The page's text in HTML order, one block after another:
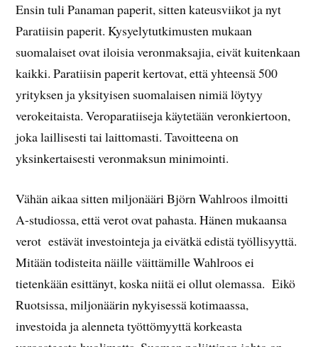
Ensin tuli Panaman paperit, sitten kateusviikot ja nyt
Paratiisin paperit. Kysyelytutkimusten mukaan
suomalaiset ovat iloisia veronmaksajia, eivät kuitenkaan
kaikki. Paratiisin paperit kertovat, että yhteensä 500
yrityksen ja yksityisen suomalaisen nimiä löytyy
verokeitaista. Veroparatiiseja käytetään veronkiertoon,
joka laillisesti tai laittomasti. Tavoitteena on
yksinkertaisesti veronmaksun minimointi.
Vähän aikaa sitten miljonääri Björn Wahlroos ilmoitti
A-studiossa, että verot ovat pahasta. Hänen mukaansa
verot estävät investointeja ja eivätkä edistä työllisyyttä.
Mitään todisteita näille väittämille Wahlroos ei
tietenkään esittänyt, koska niitä ei ollut olemassa. Eikö
Ruotsissa, miljonäärin nykyisessä kotimaassa,
investoida ja alenneta työttömyyttä korkeasta